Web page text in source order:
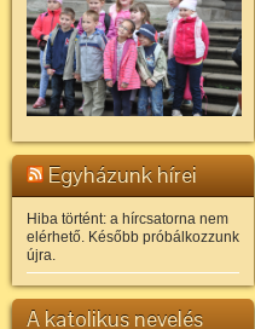
Egyházunk hírei
Hiba történt: a hírcsatorna nem
elérhető. Később próbálkozzunk
újra.
A katolikus nevelés